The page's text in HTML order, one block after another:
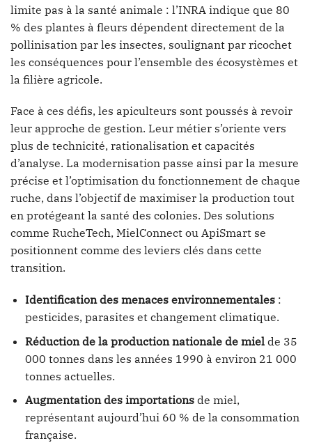
limite pas à la santé animale : l’INRA indique que 80
% des plantes à fleurs dépendent directement de la
pollinisation par les insectes, soulignant par ricochet
les conséquences pour l’ensemble des écosystèmes et
la filière agricole.
Face à ces défis, les apiculteurs sont poussés à revoir
leur approche de gestion. Leur métier s’oriente vers
plus de technicité, rationalisation et capacités
d’analyse. La modernisation passe ainsi par la mesure
précise et l’optimisation du fonctionnement de chaque
ruche, dans l’objectif de maximiser la production tout
en protégeant la santé des colonies. Des solutions
comme RucheTech, MielConnect ou ApiSmart se
positionnent comme des leviers clés dans cette
transition.
Identification des menaces environnementales:
pesticides, parasites et changement climatique.
Réduction de la production nationale de mielde 35
000 tonnes dans les années 1990 à environ 21 000
tonnes actuelles.
Augmentation des importationsde miel,
représentant aujourd’hui 60 % de la consommation
française.